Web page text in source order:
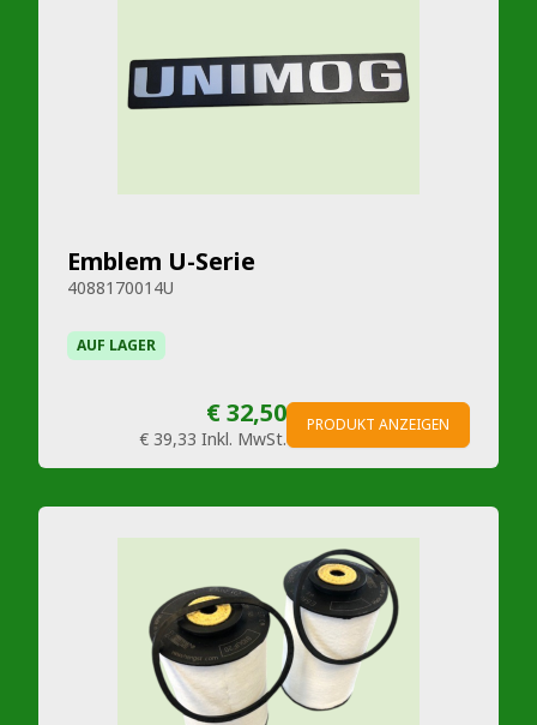
Emblem U-Serie
4088170014U
AUF LAGER
€ 32,50
€ 39,33 Inkl. MwSt.
PRODUKT ANZEIGEN